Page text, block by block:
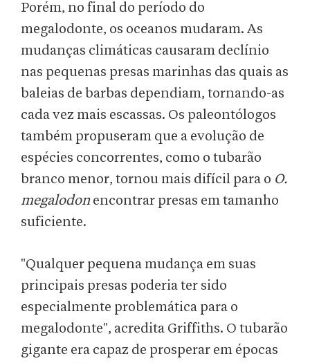
Porém, no final do período do
megalodonte, os oceanos mudaram. As
mudanças climáticas causaram declínio
nas pequenas presas marinhas das quais as
baleias de barbas dependiam, tornando-as
cada vez mais escassas. Os paleontólogos
também propuseram que a evolução de
espécies concorrentes, como o tubarão
branco menor, tornou mais difícil para o O.
megalodonencontrar presas em tamanho
suficiente.
"Qualquer pequena mudança em suas
principais presas poderia ter sido
especialmente problemática para o
megalodonte", acredita Griffiths. O tubarão
gigante era capaz de prosperar em épocas